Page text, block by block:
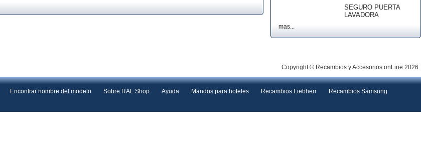
SEGURO PUERTA
LAVADORA
mas...
Copyright © Recambios y Accesorios onLine 2026
Encontrar nombre del modelo Sobre RAL Shop Ayuda Mandos para hoteles Recambios Liebherr
Recambios Samsung